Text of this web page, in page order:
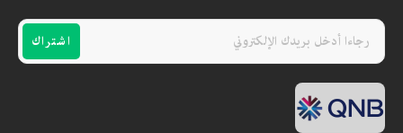
اشتراك